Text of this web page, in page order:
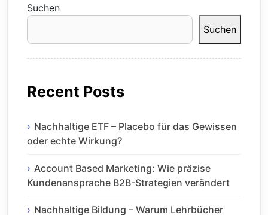
Suchen
Suchen
Recent Posts
Nachhaltige ETF – Placebo für das Gewissen
oder echte Wirkung?
Account Based Marketing: Wie präzise
Kundenansprache B2B-Strategien verändert
Nachhaltige Bildung – Warum Lehrbücher